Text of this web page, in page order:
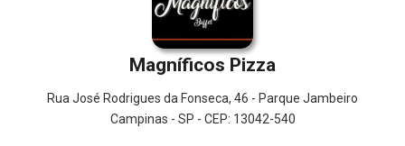
Magníficos Pizza
Rua José Rodrigues da Fonseca, 46 - Parque Jambeiro
Campinas - SP - CEP: 13042-540